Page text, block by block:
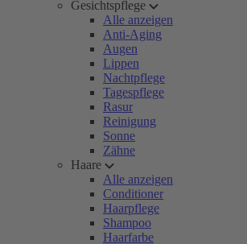
Gesichtspflege
Alle anzeigen
Anti-Aging
Augen
Lippen
Nachtpflege
Tagespflege
Rasur
Reinigung
Sonne
Zähne
Haare
Alle anzeigen
Conditioner
Haarpflege
Shampoo
Haarfarbe